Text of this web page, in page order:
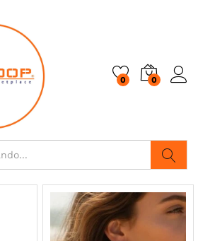
0 0
Buscar